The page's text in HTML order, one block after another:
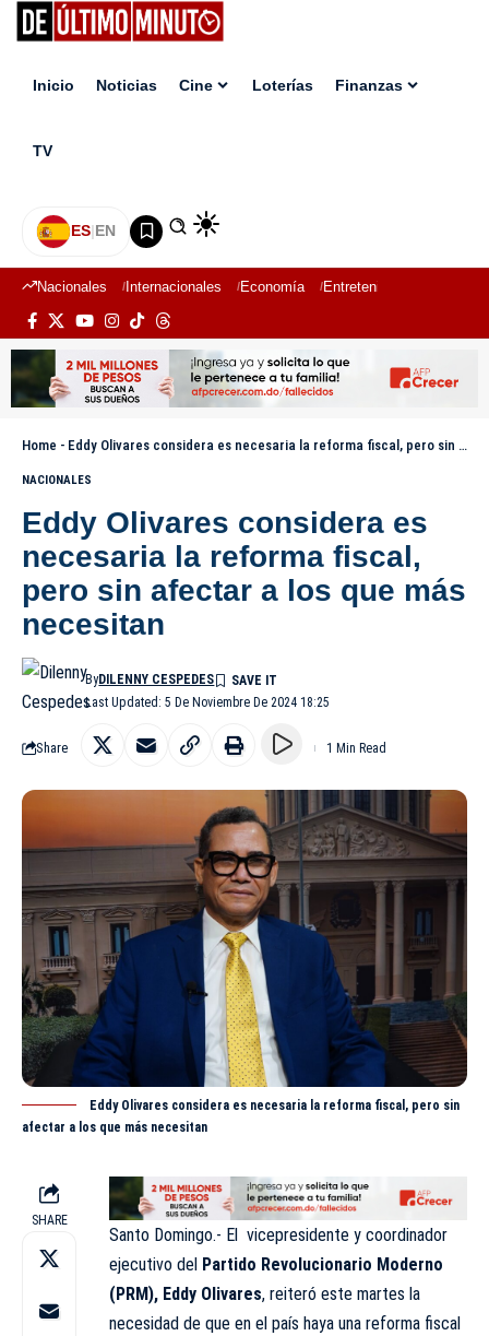
Inicio Noticias Cine Loterías Finanzas
TV
ES|EN
Nacionales Internacionales Economía Entretenimiento
Home - Eddy Olivares considera es necesaria la reforma fiscal, pero sin afectar a los que más necesitan
NACIONALES
Eddy Olivares considera es
necesaria la reforma fiscal,
pero sin afectar a los que más
necesitan
Last Updated: 5 De Noviembre De 2024 18:25
ByDILENNY CESPEDES
Share 1 Min Read
Eddy Olivares considera es necesaria la reforma fiscal, pero sin
afectar a los que más necesitan
SHARE
Santo Domingo.- El vicepresidente y coordinador
ejecutivo del Partido Revolucionario Moderno
(PRM), Eddy Olivares, reiteró este martes la
necesidad de que en el país haya una reforma fiscal